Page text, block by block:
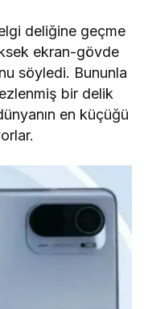
deliğine geçme
ekran-gövde
söyledi. Bununla
bir delik
en küçüğü